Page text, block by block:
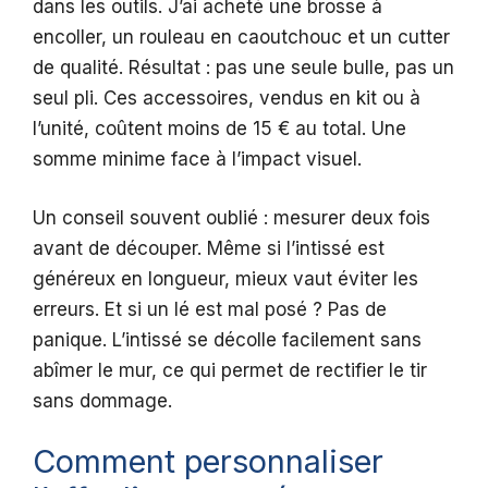
dans les outils. J’ai acheté une brosse à
encoller, un rouleau en caoutchouc et un cutter
de qualité. Résultat : pas une seule bulle, pas un
seul pli. Ces accessoires, vendus en kit ou à
l’unité, coûtent moins de 15 € au total. Une
somme minime face à l’impact visuel.
Un conseil souvent oublié : mesurer deux fois
avant de découper. Même si l’intissé est
généreux en longueur, mieux vaut éviter les
erreurs. Et si un lé est mal posé ? Pas de
panique. L’intissé se décolle facilement sans
abîmer le mur, ce qui permet de rectifier le tir
sans dommage.
Comment personnaliser